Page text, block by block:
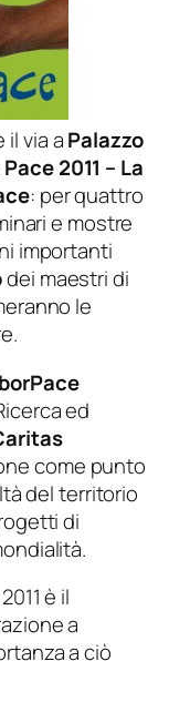
il via aPalazzo
2011 – La
: per quattro
e mostre
importanti
dei maestri di
le
ed
come punto
del territorio
di
è il
a
a ciò